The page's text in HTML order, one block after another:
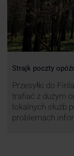
Strajk poczty
Przesyłki do
trafiać z dużym
lokalnych służb
problemach